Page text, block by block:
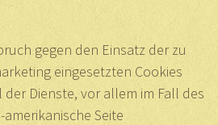
gegen den Einsatz der zu
eingesetzten Cookies
der Dienste, vor allem im Fall des
Seite